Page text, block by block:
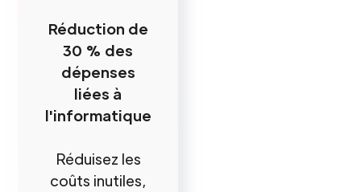
Réduction de
30 % des
dépenses
liées à
l'informatique
Réduisez les
coûts inutiles,